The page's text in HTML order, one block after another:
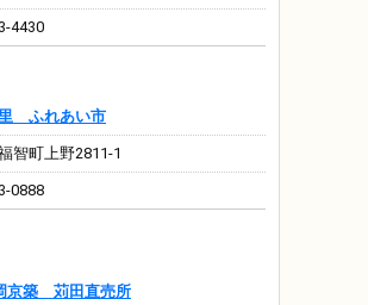
4430
ふれあい市
智町上野2811-1
0888
京築 苅田直売所